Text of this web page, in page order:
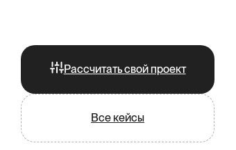
Рассчитать свой проект
Все кейсы